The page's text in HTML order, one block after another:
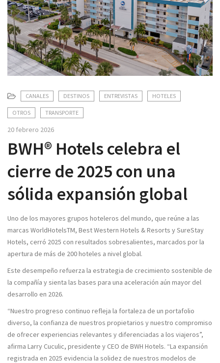
v
i
g
a
t
i
o
CANALES DESTINOS ENTREVISTAS HOTELES
OTROS TRANSPORTE
20 febrero 2026
BWH® Hotels celebra el
cierre de 2025 con una
sólida expansión global
Uno de los mayores grupos hoteleros del mundo, que reúne a las
marcas WorldHotelsTM, Best Western Hotels & Resorts y SureStay
Hotels, cerró 2025 con resultados sobresalientes, marcados por la
apertura de más de 200 hoteles a nivel global.
Este desempeño refuerza la estrategia de crecimiento sostenible de
la compañía y sienta las bases para una aceleración aún mayor del
desarrollo en 2026.
“Nuestro progreso continuo refleja la fortaleza de un portafolio
diverso, la confianza de nuestros propietarios y nuestro compromiso
de ofrecer experiencias relevantes y diferenciadas a los viajeros”,
afirma Larry Cuculic, presidente y CEO de BWH Hotels. “La expansión
registrada en 2025 evidencia la solidez de nuestros modelos de